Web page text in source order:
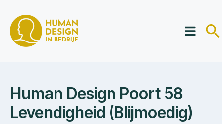
Human Design Poort 58
Levendigheid (Blijmoedig)